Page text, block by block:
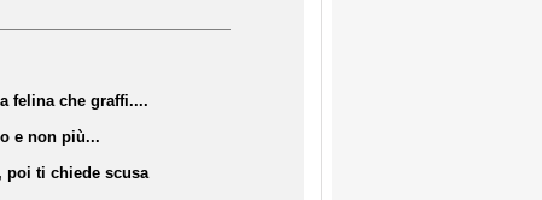
felina che graffi....
e non più...
poi ti chiede scusa